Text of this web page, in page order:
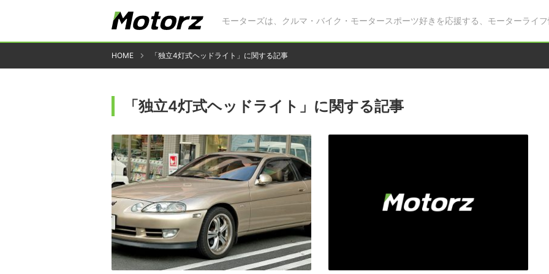
モーターズは、クルマ・バイク・モータースポーツ好きを応援する、モーターライフ
HOME 「独立4灯式ヘッドライト」に関する記事
「独立4灯式ヘッドライト」に関する記事